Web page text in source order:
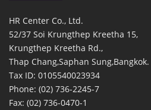
HR Center Co., Ltd.
52/37 Soi Krungthep Kreetha 15,
Krungthep Kreetha Rd.,
Thap Chang,Saphan
Tax ID: 0105540023934
Phone: (02) 736-2245-7
Fax: (02) 736-0470-1